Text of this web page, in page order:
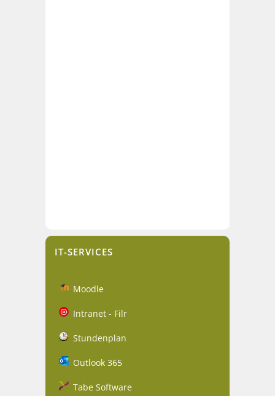
IT-SERVICES
Moodle
Intranet - Filr
Stundenplan
Outlook 365
Tabe Software